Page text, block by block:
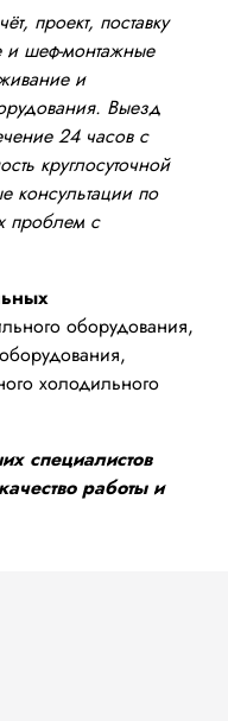
проект, поставку
и шеф-монтажные
и
Выезд
24 часов с
круглосуточной
консультации по
проблем с
оборудования,
холодильного
специалистов
работы и